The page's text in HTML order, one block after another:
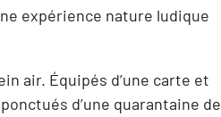
expérience nature ludique
air. Équipés d’une carte et
d’une quarantaine de